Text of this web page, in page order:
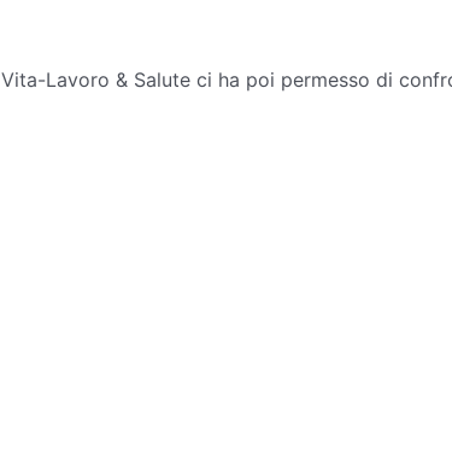
Lavoro & Salute ci ha poi permesso di